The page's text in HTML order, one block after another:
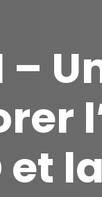
–
et